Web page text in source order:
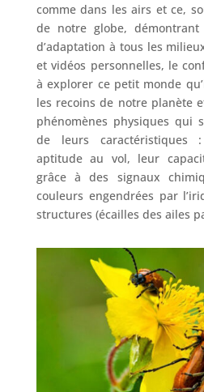
comme dans les airs et ce,
de notre globe,
d’adaptation à tous les
et vidéos personnelles, le
à explorer ce petit monde
les recoins de notre planète
phénomènes physiques qui
de leurs caractéristiques
aptitude au vol, leur
grâce à des signaux
couleurs engendrées par
structures (écailles des ailes